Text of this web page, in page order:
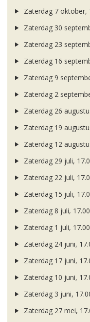
Zaterdag 7 oktober,
Zaterdag 30
Zaterdag 23
Zaterdag 16
Zaterdag 9
Zaterdag 2
Zaterdag 26
Zaterdag 19
Zaterdag 12
Zaterdag 29 juli,
Zaterdag 22 juli,
Zaterdag 15 juli,
Zaterdag 8 juli,
Zaterdag 1 juli,
Zaterdag 24 juni,
Zaterdag 17 juni,
Zaterdag 10 juni,
Zaterdag 3 juni,
Zaterdag 27 mei,